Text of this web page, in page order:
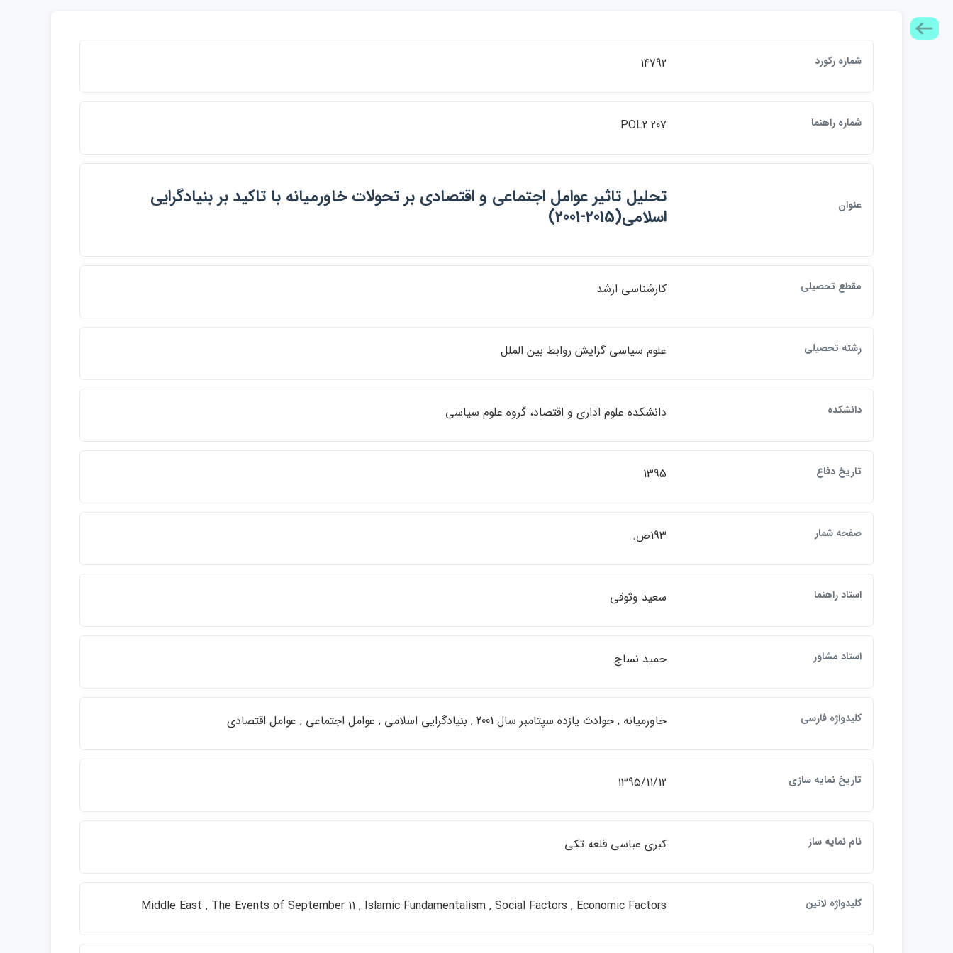
شماره ركورد 14792
شماره راهنما POL2 207
عنوان
تحليل تاثير عوامل اجتماعي و اقتصادي بر تحولات خاورميانه با تاكيد بر بنيادگرايي
اسلامي(2015-2001)
مقطع تحصيلي كارشناسي ارشد
رشته تحصيلي علوم سياسي گرايش روابط بين الملل
دانشكده دانشكده علوم اداري و اقتصاد، گروه علوم سياسي
تاريخ دفاع 1395
صفحه شمار 193ص.
استاد راهنما سعيد وثوقي
استاد مشاور حميد نساج
كليدواژه فارسي خاورميانه , حوادث يازده سپتامبر سال 2001 , بنيادگرايي اسلامي , عوامل اجتماعي , عوامل اقتصادي
تاريخ نمايه سازي 1395/11/12
نام نمايه ساز كبري عباسي قلعه تكي
كليدواژه لاتين Middle East , The Events of September 11 , Islamic Fundamentalism , Social Factors , Economic Factors